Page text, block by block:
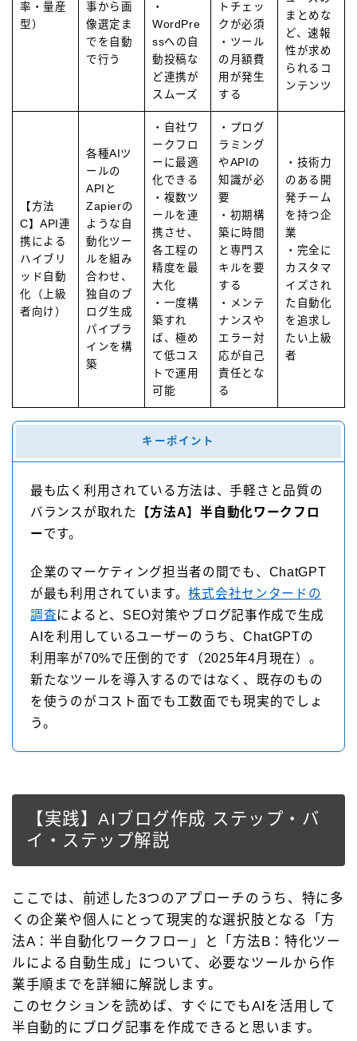
率・量産
型）
事から画
像選定ま
でを自動
で行う
・
WordPre
ssへの自
動投稿な
ど連携が
スムーズ
トチェッ
クが必須
・ツール
の月額費
用が発生
する
まとめな
ど、速報
性が求め
られるコ
ンテンツ
【方法
C】API連
携による
ハイブリ
ッド自動
化（上級
者向け）
各種AIツ
ールの
APIと
Zapierの
ような自
動化ツー
ルを組み
合わせ、
独自のブ
ログ生成
パイプラ
インを構
築
・自社ワ
ークフロ
ーに最適
化できる
・複数ツ
ールを連
携させ、
各工程の
精度を最
大化
・一度構
築すれ
ば、極め
て低コス
トで運用
可能
・プログ
ラミング
やAPIの
知識が必
要
・初期構
築に時間
と専門ス
キルを要
する
・メンテ
ナンスや
エラー対
応が自己
責任とな
る
・技術力
のある開
発チーム
を持つ企
業
・完全に
カスタマ
イズされ
た自動化
を追求し
たい上級
者
キーポイント
最も広く利用されている方法は、手軽さと品質の
バランスが取れた
【方法A】半自動化ワークフロ
ーです。
企業のマーケティング担当者の間でも、ChatGPT
が最も利用されています。株式会社センタードの
調査によると、SEO対策やブログ記事作成で生成
AIを利用しているユーザーのうち、ChatGPTの
利用率が70%で圧倒的です（2025年4月現在）。
新たなツールを導入するのではなく、既存のもの
を使うのがコスト面でも工数面でも現実的でしょ
う。
【実践】AIブログ作成 ステップ・バ
イ・ステップ解説
ここでは、前述した3つのアプローチのうち、特に多
くの企業や個人にとって現実的な選択肢となる「方
法A：半自動化ワークフロー」と「方法B：特化ツー
ルによる自動生成」について、必要なツールから作
業手順までを詳細に解説します。
このセクションを読めば、すぐにでもAIを活用して
半自動的にブログ記事を作成できると思います。